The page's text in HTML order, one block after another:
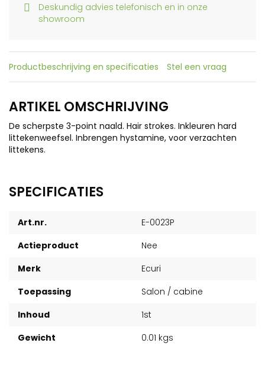
Deskundig advies telefonisch en in onze
showroom
Productbeschrijving en specificaties Stel een vraag
ARTIKEL OMSCHRIJVING
De scherpste 3-point naald. Hair strokes. Inkleuren hard
littekenweefsel. Inbrengen hystamine, voor verzachten
littekens.
SPECIFICATIES
Art.nr.
E-0023P
Actieproduct
Nee
Merk
Ecuri
Toepassing
Salon / cabine
Inhoud
1st
Gewicht
0.01 kgs